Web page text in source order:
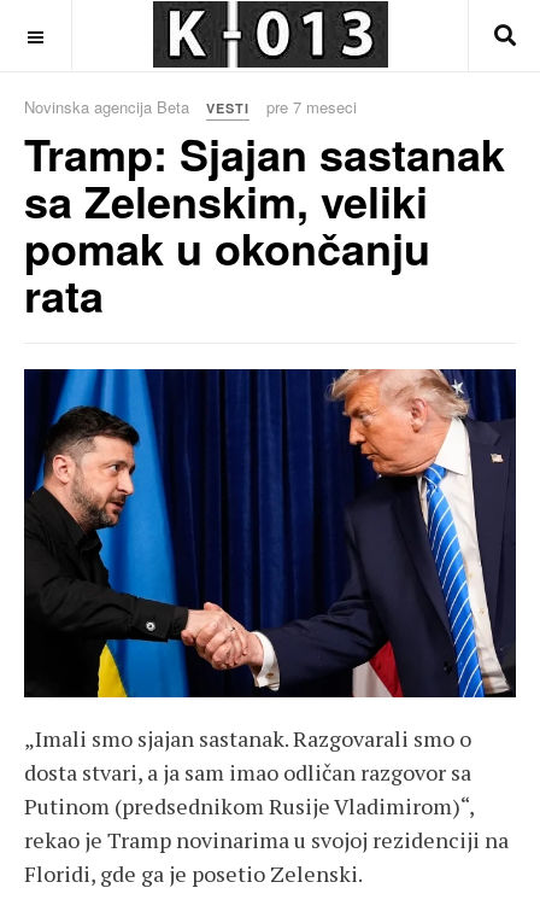
Novinska agencija Beta VESTI pre 7 meseci
Tramp: Sjajan sastanak
sa Zelenskim, veliki
pomak u okončanju
rata
„Imali smo sjajan sastanak. Razgovarali smo o
dosta stvari, a ja sam imao odličan razgovor sa
Putinom (predsednikom Rusije Vladimirom)“,
rekao je Tramp novinarima u svojoj rezidenciji na
Floridi, gde ga je posetio Zelenski.